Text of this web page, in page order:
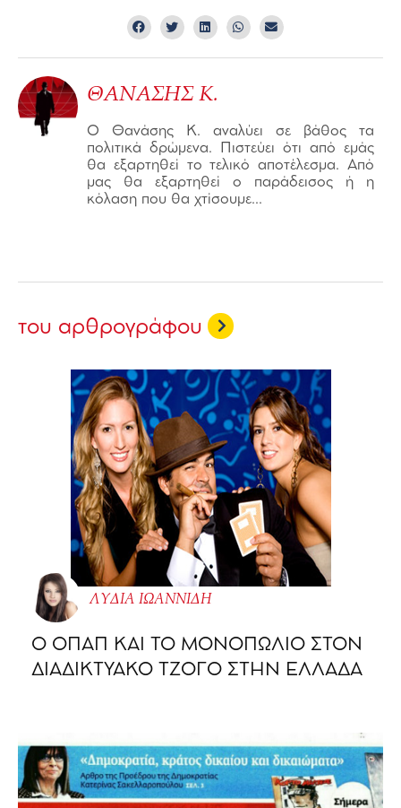
ΘΑΝΑΣΗΣ Κ.
Ο Θανάσης Κ. αναλύει σε βάθος τα
πολιτικά δρώμενα. Πιστεύει ότι από εμάς
θα εξαρτηθεί το τελικό αποτέλεσμα. Από
μας θα εξαρτηθεί ο παράδεισος ή η
κόλαση που θα χτίσουμε...
του αρθρογράφου
ΛΥΔΙΑ ΙΩΑΝΝΙΔΗ
O ΟΠΑΠ ΚΑΙ ΤΟ ΜΟΝΟΠΩΛΙΟ ΣΤΟΝ
ΔΙΑΔΙΚΤΥΑΚΟ ΤΖΟΓΟ ΣΤΗΝ ΕΛΛΑΔΑ